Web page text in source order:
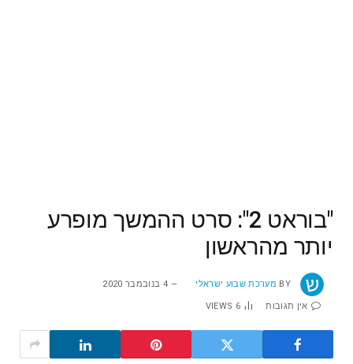
"בוראט 2": סרט ההמשך מופרע
יותר מהראשון
BY מערכת שבוע ישראלי 4 בנובמבר 2020
אין תגובות 6
VIEWS